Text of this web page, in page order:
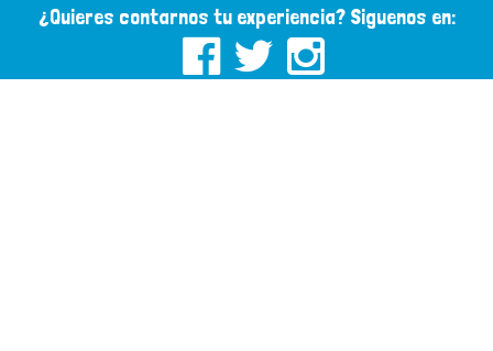
¿Quieres contarnos tu experiencia? Siguenos en: